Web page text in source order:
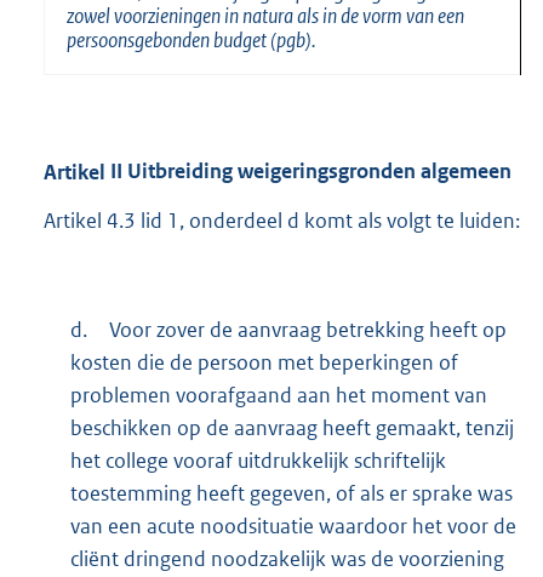
zowel voorzieningen in natura als in de vorm van een
persoonsgebonden budget (pgb).
Artikel II Uitbreiding weigeringsgronden algemeen
Artikel 4.3 lid 1, onderdeel d komt als volgt te luiden:
d.
Voor zover de aanvraag betrekking heeft op
kosten die de persoon met beperkingen of
problemen voorafgaand aan het moment van
beschikken op de aanvraag heeft gemaakt, tenzij
het college vooraf uitdrukkelijk schriftelijk
toestemming heeft gegeven, of als er sprake was
van een acute noodsituatie waardoor het voor de
cliënt dringend noodzakelijk was de voorziening